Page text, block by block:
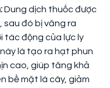
Dung dịch thuốc được
đó bị văng ra
tác động của lực ly
là tạo ra hạt phun
cao, giúp tăng khả
bề mặt lá cây, giảm